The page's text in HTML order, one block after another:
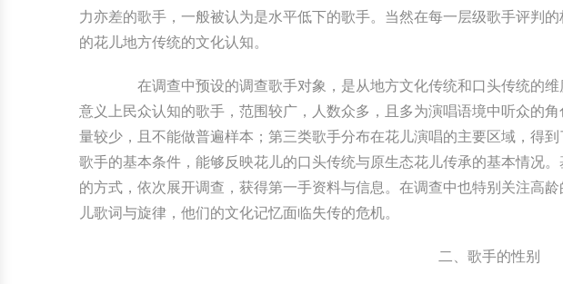
力亦差的歌手，一般被认为是水平低下的歌手。当然在每一层级歌手评判
的花儿地方传统的文化认知。
在调查中预设的调查歌手对象，是从地方文化传统和口头传统的维
意义上民众认知的歌手，范围较广，人数众多，且多为演唱语境中听众的
量较少，且不能做普遍样本；第三类歌手分布在花儿演唱的主要区域，得
歌手的基本条件，能够反映花儿的口头传统与原生态花儿传承的基本情况
的方式，依次展开调查，获得第一手资料与信息。在调查中也特别关注高
儿歌词与旋律，他们的文化记忆面临失传的危机。
二、歌手的性别